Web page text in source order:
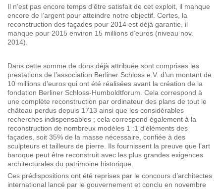
Il n’est pas encore temps d‘être satisfait de cet exploit, il manque
encore de l’argent pour atteindre notre objectif. Certes, la
reconstruction des façades pour 2014 est déjà garantie, il
manque pour 2015 environ 15 millions d’euros (niveau nov.
2014).
Dans cette somme de dons déjà attribuée sont comprises les
prestations de l’association Berliner Schloss e.V. d’un montant de
10 millions d’euros qui ont été réalisées avant la création de la
fondation Berliner Schloss-Humboldtforum. Cela correspond à
une complète reconstruction par ordinateur des plans de tout le
château perdus depuis 1713 ainsi que les considérables
recherches indispensables ; cela correspond également à la
reconstruction de nombreux modèles 1 :1 d’éléments des
façades, soit 35% de la masse nécessaire, confiée à des
sculpteurs et tailleurs de pierre. Ils fournissent la preuve que l’art
baroque peut être reconstruit avec les plus grandes exigences
architecturales du patrimoine historique.
Ces prédispositions ont été reprises par le concours d’architectes
international lancé par le gouvernement et conclu en novembre